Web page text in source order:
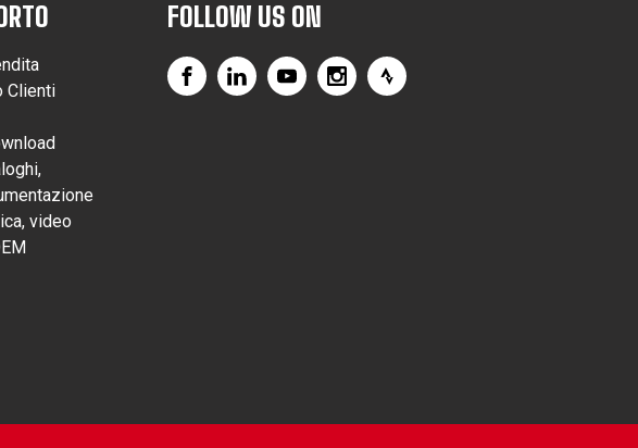
Clienti
video
FOLLOW US ON